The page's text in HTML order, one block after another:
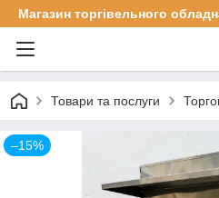
Магазин торгівельного
Товари та послуги
–15%